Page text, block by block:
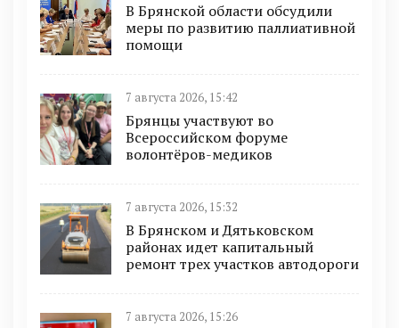
В Брянской области обсудили
меры по развитию паллиативной
помощи
7 августа 2026, 15:42
Брянцы участвуют во
Всероссийском форуме
волонтёров-медиков
7 августа 2026, 15:32
В Брянском и Дятьковском
районах идет капитальный
ремонт трех участков автодороги
7 августа 2026, 15:26